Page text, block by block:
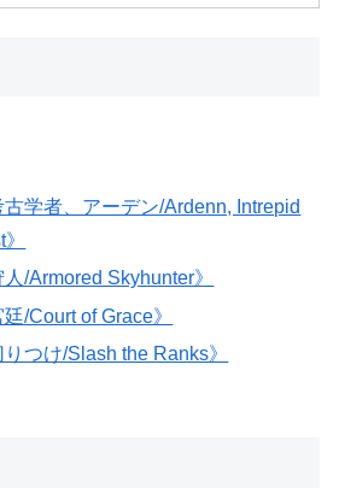
学者、アーデン/Ardenn, Intrepid
/Armored Skyhunter》
/Court of Grace》
つけ/Slash the Ranks》